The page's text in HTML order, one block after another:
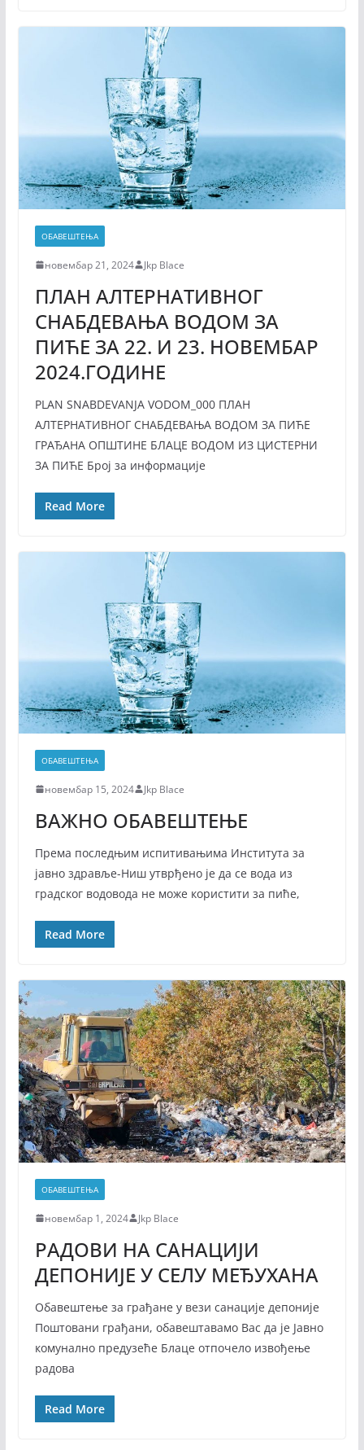
ОБАВЕШТЕЊА
новембар 21, 2024 Jkp Blace
ПЛАН АЛТЕРНАТИВНОГ
СНАБДЕВАЊА ВОДОМ ЗА
ПИЋЕ ЗА 22. И 23. НОВЕМБАР
2024.ГОДИНЕ
PLAN SNABDEVANJA VODOM_000 ПЛАН
АЛТЕРНАТИВНОГ СНАБДЕВАЊА ВОДОМ ЗА ПИЋЕ
ГРАЂАНА ОПШТИНЕ БЛАЦЕ ВОДОМ ИЗ ЦИСТЕРНИ
ЗА ПИЋЕ Број за информације
Read More
ОБАВЕШТЕЊА
новембар 15, 2024 Jkp Blace
ВАЖНО ОБАВЕШТЕЊЕ
Према последњим испитивањима Института за
јавно здравље-Ниш утврђено је да се вода из
градског водовода не може користити за пиће,
Read More
ОБАВЕШТЕЊА
новембар 1, 2024 Jkp Blace
РАДОВИ НА САНАЦИЈИ
ДЕПОНИЈЕ У СЕЛУ МЕЂУХАНА
Обавештење за грађане у вези санације депоније
Поштовани грађани, обавештавамо Вас да је Јавно
комунално предузеће Блаце отпочело извођење
радова
Read More